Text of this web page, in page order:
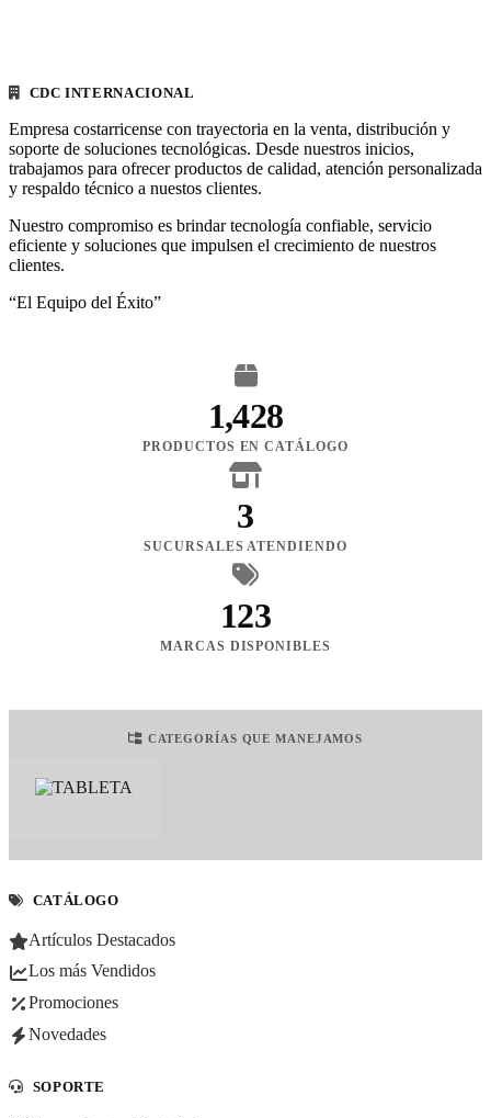
CDC INTERNACIONAL
Empresa costarricense con trayectoria en la venta, distribución y
soporte de soluciones tecnológicas. Desde nuestros inicios,
trabajamos para ofrecer productos de calidad, atención personalizada
y respaldo técnico a nuestos clientes.
Nuestro compromiso es brindar tecnología confiable, servicio
eficiente y soluciones que impulsen el crecimiento de nuestros
clientes.
“El Equipo del Éxito”
1,428
PRODUCTOS EN CATÁLOGO
3
SUCURSALES ATENDIENDO
123
MARCAS DISPONIBLES
CATEGORÍAS QUE MANEJAMOS
CATÁLOGO
Artículos Destacados
Los más Vendidos
Promociones
Novedades
SOPORTE